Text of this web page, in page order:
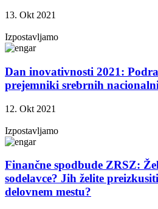
13. Okt 2021
Izpostavljamo
Dan inovativnosti 2021:
prejemniki srebrnih
12. Okt 2021
Izpostavljamo
Finančne spodbude ZRSZ:
sodelavce? Jih želite
delovnem mestu?